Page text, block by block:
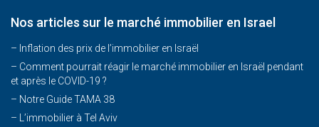
Nos articles sur le marché immobilier en Israel
– Inflation des prix de l’immobilier en Israël
– Comment pourrait réagir le marché immobilier en Israël pendant
et après le COVID-19 ?
– Notre Guide TAMA 38
–
L’immobilier à Tel Aviv